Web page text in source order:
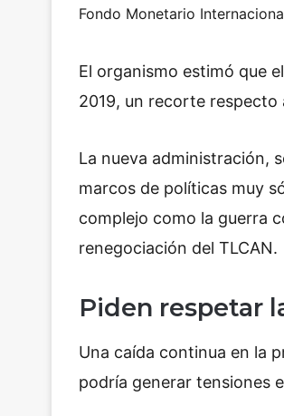
Fondo Monetario
El organismo estimó que
2019, un recorte respecto
La nueva administración,
marcos de políticas muy
complejo como la guerra
renegociación del TLCAN.
Piden respetar
Una caída continua en la
podría generar tensiones